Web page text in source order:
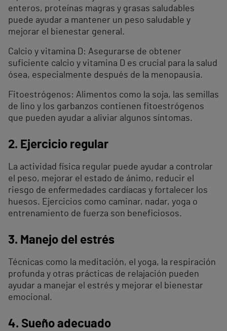
enteros, proteínas magras y grasas saludables
puede ayudar a mantener un peso saludable y
mejorar el bienestar general.
Calcio y vitamina D: Asegurarse de obtener
suficiente calcio y vitamina D es crucial para la salud
ósea, especialmente después de la menopausia.
Fitoestrógenos: Alimentos como la soja, las semillas
de lino y los garbanzos contienen fitoestrógenos
que pueden ayudar a aliviar algunos síntomas.
2. Ejercicio regular
La actividad física regular puede ayudar a controlar
el peso, mejorar el estado de ánimo, reducir el
riesgo de enfermedades cardíacas y fortalecer los
huesos. Ejercicios como caminar, nadar, yoga o
entrenamiento de fuerza son beneficiosos.
3. Manejo del estrés
Técnicas como la meditación, el yoga, la respiración
profunda y otras prácticas de relajación pueden
ayudar a manejar el estrés y mejorar el bienestar
emocional.
4. Sueño adecuado